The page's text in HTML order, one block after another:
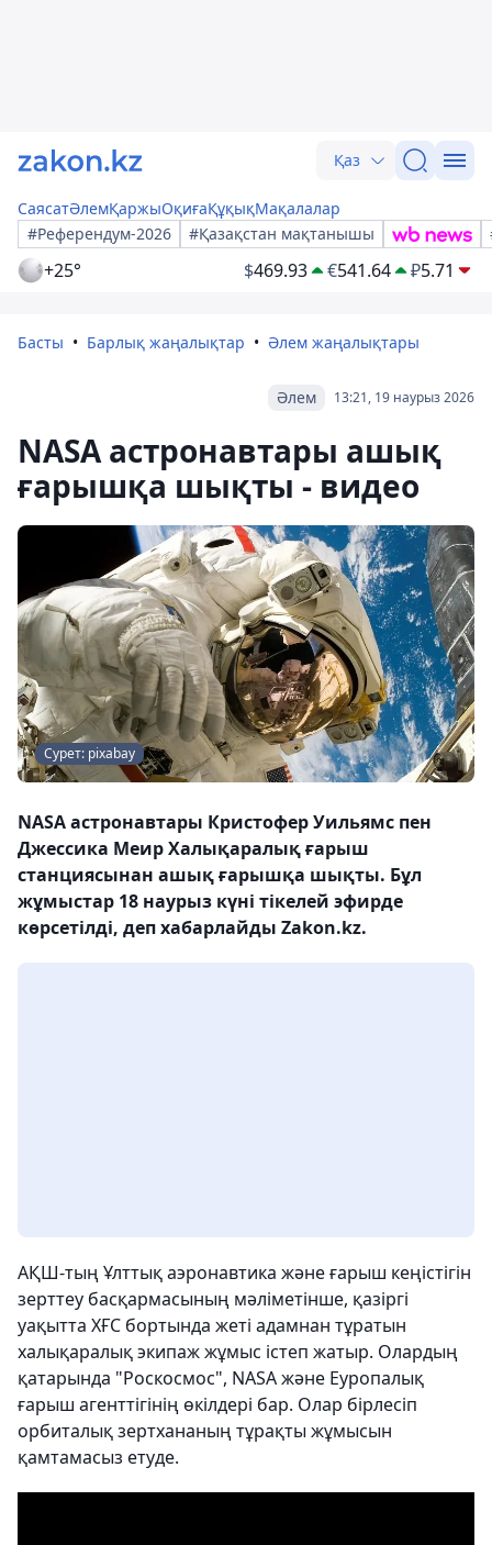
Қаз
СаясатӘлемҚаржыОқиғаҚұқықМақалалар
#Референдум-2026
#Қазақстан мақтанышы
+25° $469.93 €541.64 ₽5.71
Басты Барлық жаңалықтар Әлем жаңалықтары
13:21, 19 наурыз 2026
Әлем
NASA астронавтары ашық
ғарышқа шықты - видео
Сурет: pixabay
NASA астронавтары Кристофер Уильямс пен
Джессика Меир Халықаралық ғарыш
станциясынан ашық ғарышқа шықты. Бұл
жұмыстар 18 наурыз күні тікелей эфирде
көрсетілді, деп хабарлайды Zakon.kz.
АҚШ-тың Ұлттық аэронавтика және ғарыш кеңістігін
зерттеу басқармасының мәліметінше, қазіргі
уақытта ХҒС бортында жеті адамнан тұратын
халықаралық экипаж жұмыс істеп жатыр. Олардың
қатарында "Роскосмос", NASA және Еуропалық
ғарыш агенттігінің өкілдері бар. Олар бірлесіп
орбиталық зертхананың тұрақты жұмысын
қамтамасыз етуде.